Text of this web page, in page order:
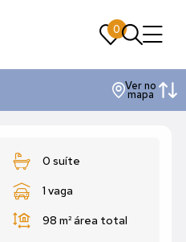
0
0
Ver no
mapa
0 suíte
1 vaga
98 m²área total